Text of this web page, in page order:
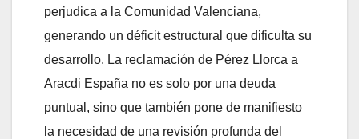
perjudica a la Comunidad Valenciana,
generando un déficit estructural que dificulta su
desarrollo. La reclamación de Pérez Llorca a
Aracdi España no es solo por una deuda
puntual, sino que también pone de manifiesto
la necesidad de una revisión profunda del